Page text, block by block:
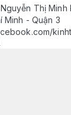
Thị Minh
Minh - Quận 3